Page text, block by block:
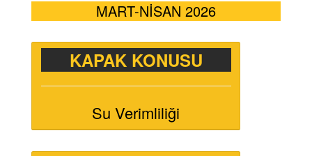
MART-NİSAN 2026
KAPAK KONUSU
Su Verimliliği